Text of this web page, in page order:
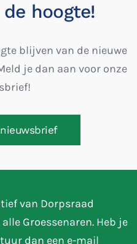
hoogte!
blijven van de nieuwe
je dan aan voor onze
van Dorpsraad
Groessenaren. Heb je
dan een e-mail